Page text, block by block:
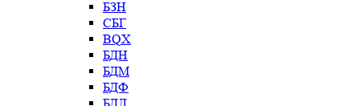
БЗН
СБГ
BQX
БДН
БДМ
БДФ